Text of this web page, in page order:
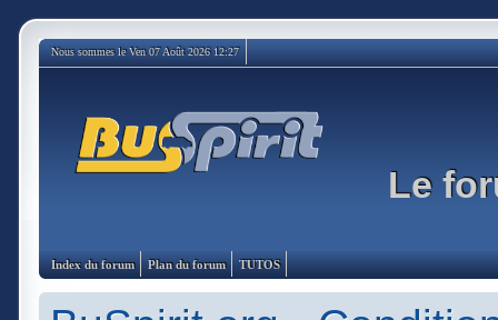
Nous sommes le Ven 07 Août 2026 12:27
Le
Index du forum Plan du forum TUTOS